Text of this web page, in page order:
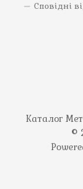
Сповідні
Каталог
©